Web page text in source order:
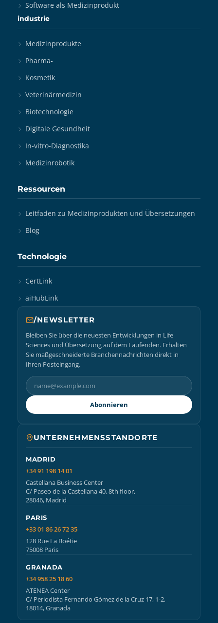
Software als Medizinprodukt
industrie
Medizinprodukte
Pharma-
Kosmetik
Veterinärmedizin
Biotechnologie
Digitale Gesundheit
In-vitro-Diagnostika
Medizinrobotik
Ressourcen
Leitfaden zu Medizinprodukten und Übersetzungen
Blog
Technologie
CertLink
aiHubLink
/NEWSLETTER
Bleiben Sie über die neuesten Entwicklungen in Life
Sciences und Übersetzung auf dem Laufenden. Erhalten
Sie maßgeschneiderte Branchennachrichten direkt in
Ihren Posteingang.
Abonnieren
UNTERNEHMENSSTANDORTE
MADRID
+34 91 198 14 01
Castellana Business Center
C/ Paseo de la Castellana 40, 8th floor,
28046, Madrid
PARIS
+33 01 86 26 72 35
128 Rue La Boétie
75008 Paris
GRANADA
+34 958 25 18 60
ATENEA Center
C/ Periodista Fernando Gómez de la Cruz 17, 1-2,
18014, Granada